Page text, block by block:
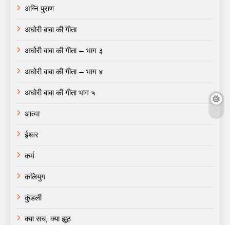
अग्नि पुराण
अघोरी बाबा की गीता
अघोरी बाबा की गीता – भाग ३
अघोरी बाबा की गीता – भाग ४
अघोरी बाबा की गीता भाग ५
आत्मा
ईश्वर
कर्म
कलियुग
कुंडली
क्या सच, क्या झूठ